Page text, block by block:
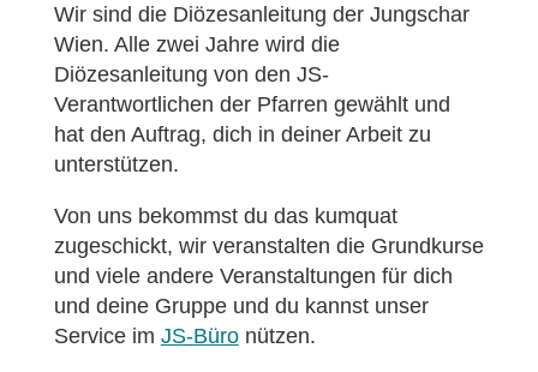
Wir sind die Diözesanleitung der Jungschar
Wien. Alle zwei Jahre wird die
Diözesanleitung von den JS-
Verantwortlichen der Pfarren gewählt und
hat den Auftrag, dich in deiner Arbeit zu
unterstützen.
Von uns bekommst du das kumquat
zugeschickt, wir veranstalten die Grundkurse
und viele andere Veranstaltungen für dich
und deine Gruppe und du kannst unser
Service im JS-Büronützen.